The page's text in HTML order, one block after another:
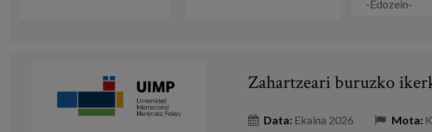
Zahartzeari buruzko
Data: Ekaina 2026 Mota: